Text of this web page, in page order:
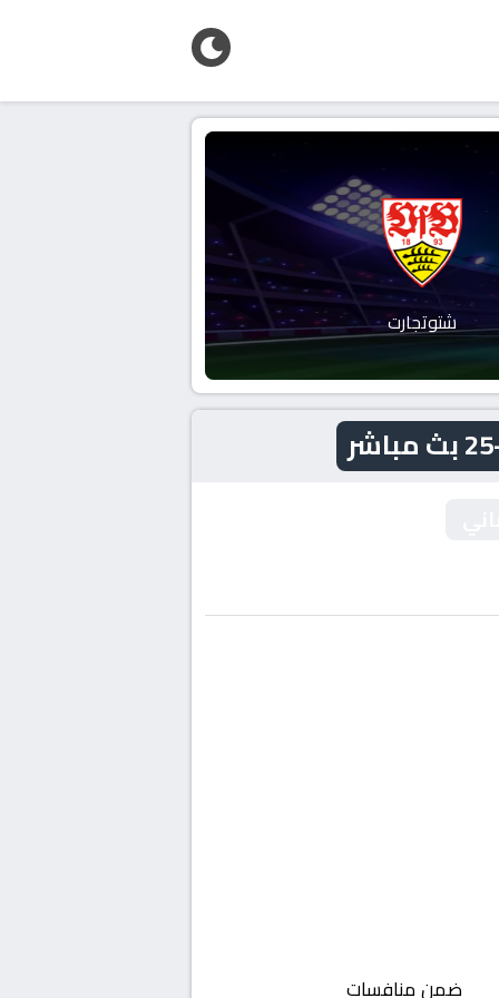
شتوتجارت
ضمن منافسات